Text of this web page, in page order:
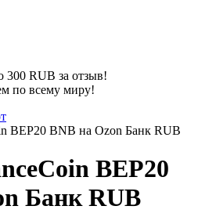
RUB за отзыв!
по всему миру!
BEP20 BNB на Ozon Банк RUB
BEP20
Банк RUB